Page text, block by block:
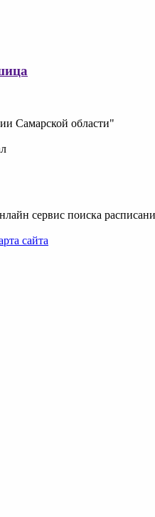
Самарской области"
сервис поиска
сайта